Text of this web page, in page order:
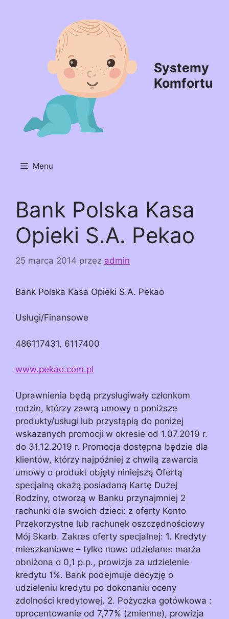
Systemy
Komfortu
Menu
Bank Polska Kasa
Opieki S.A. Pekao
25 marca 2014 przez admin
Bank Polska Kasa Opieki S.A. Pekao
Usługi/Finansowe
486117431, 6117400
www.pekao.com.pl
Uprawnienia będą przysługiwały członkom
rodzin, którzy zawrą umowy o poniższe
produkty/usługi lub przystąpią do poniżej
wskazanych promocji w okresie od 1.07.2019 r.
do 31.12.2019 r. Promocja dostępna będzie dla
klientów, którzy najpóźniej z chwilą zawarcia
umowy o produkt objęty niniejszą Ofertą
specjalną okażą posiadaną Kartę Dużej
Rodziny, otworzą w Banku przynajmniej 2
rachunki dla swoich dzieci: z oferty Konto
Przekorzystne lub rachunek oszczędnościowy
Mój Skarb. Zakres oferty specjalnej: 1. Kredyty
mieszkaniowe – tylko nowo udzielane: marża
obniżona o 0,1 p.p., prowizja za udzielenie
kredytu 1%. Bank podejmuje decyzję o
udzieleniu kredytu po dokonaniu oceny
zdolności kredytowej. 2. Pożyczka gotówkowa :
oprocentowanie od 7,77% (zmienne), prowizja